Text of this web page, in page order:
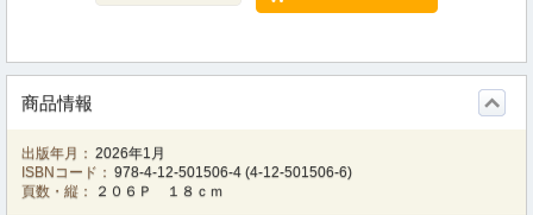
商品情報
出版年月： 2026年1月
ISBNコード： 978-4-12-501506-4 (4-12-501506-6)
頁数・縦：
２０６Ｐ １８ｃｍ